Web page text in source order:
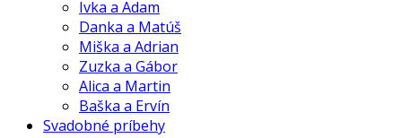
Ivka a Adam
Danka a Matúš
Miška a Adrian
Zuzka a Gábor
Alica a Martin
Baška a Ervín
Svadobné príbehy